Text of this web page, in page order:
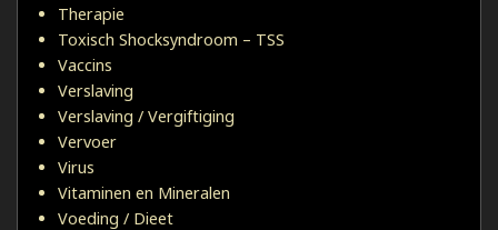
Therapie
Toxisch Shocksyndroom – TSS
Vaccins
Verslaving
Verslaving / Vergiftiging
Vervoer
Virus
Vitaminen en Mineralen
Voeding / Dieet